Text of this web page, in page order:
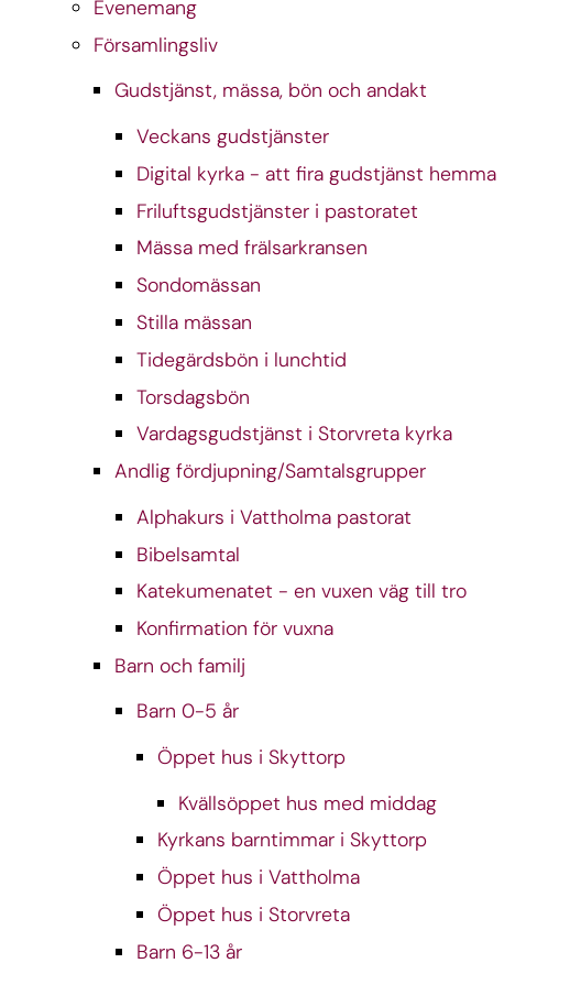
Evenemang
Församlingsliv
Gudstjänst, mässa, bön och andakt
Veckans gudstjänster
Digital kyrka - att fira gudstjänst hemma
Friluftsgudstjänster i pastoratet
Mässa med frälsarkransen
Sondomässan
Stilla mässan
Tidegärdsbön i lunchtid
Torsdagsbön
Vardagsgudstjänst i Storvreta kyrka
Andlig fördjupning/Samtalsgrupper
Alphakurs i Vattholma pastorat
Bibelsamtal
Katekumenatet - en vuxen väg till tro
Konfirmation för vuxna
Barn och familj
Barn 0-5 år
Öppet hus i Skyttorp
Kvällsöppet hus med middag
Kyrkans barntimmar i Skyttorp
Öppet hus i Vattholma
Öppet hus i Storvreta
Barn 6-13 år